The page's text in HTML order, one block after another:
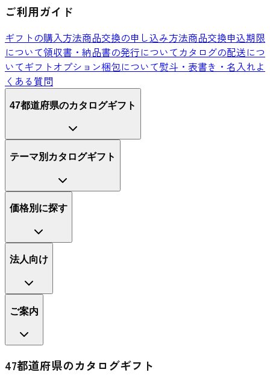
ご利用ガイド
ギフトの購入方法商品交換の申し込み方法商品交換申込期限
について領収書・納品書の発行についてカタログの配送につ
いてギフトオプション梱包について熨斗・表書き・名入れよ
くある質問
47都道府県のカタログギフト
テーマ別カタログギフト
価格別に探す
法人向け
ご案内
47都道府県のカタログギフト